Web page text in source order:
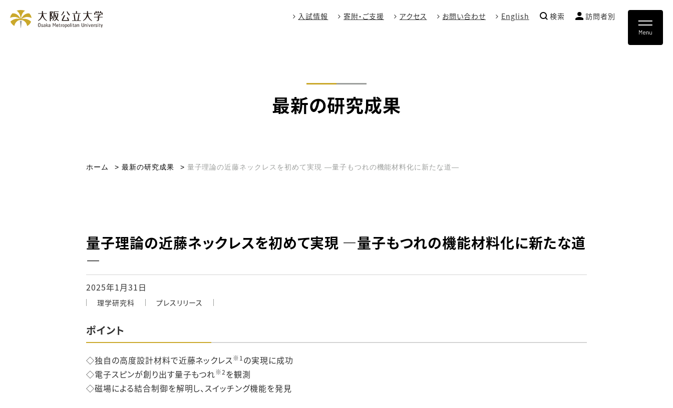
入試情報 寄附・ご支援 アクセス お問い合わせ English 検索 訪問者別
最新の研究成果
ホーム 最新の研究成果 量子理論の近藤ネックレスを初めて実現 ―量子もつれの機能材料化に新たな道―
量子理論の近藤ネックレスを初めて実現 ―量子もつれの機能材料化に新たな道
―
2025年1月31日
理学研究科 プレスリリース
ポイント
◇独自の高度設計材料で近藤ネックレス※1 の実現に成功
◇電子スピンが創り出す量子もつれ※2を観測
◇磁場による結合制御を解明し、スイッチング機能を発見